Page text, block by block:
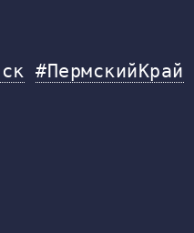
#ПермскийКрай